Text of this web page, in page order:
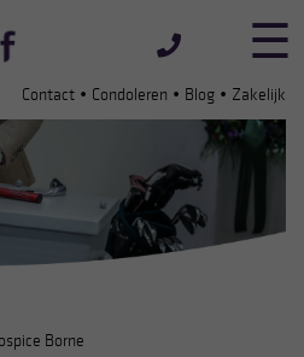
Contact • Condoleren • Blog • Zakelijk
Borne